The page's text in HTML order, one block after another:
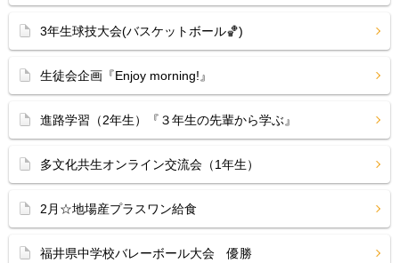
3年生球技大会(バスケットボール🏀)
生徒会企画『Enjoy morning!』
進路学習（2年生）『３年生の先輩から学ぶ』
多文化共生オンライン交流会（1年生）
2月☆地場産プラスワン給食
福井県中学校バレーボール大会 優勝